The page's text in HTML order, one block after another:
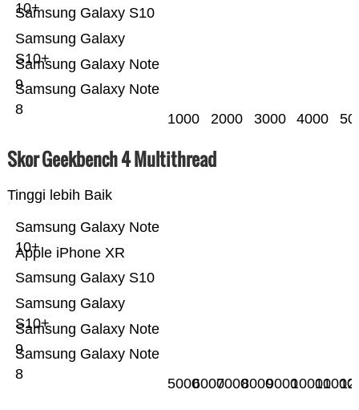
Samsung Galaxy Note
8
Samsung Galaxy Note
9
Samsung Galaxy
S10+
Samsung Galaxy S10
10+
1000 2000 3000 4000
Skor Geekbench 4 Multithread
Tinggi lebih Baik
Samsung Galaxy Note
8
Samsung Galaxy Note
9
Samsung Galaxy
S10+
Samsung Galaxy S10
Apple iPhone XR
Samsung Galaxy Note
10+
500060007000800090001000011000